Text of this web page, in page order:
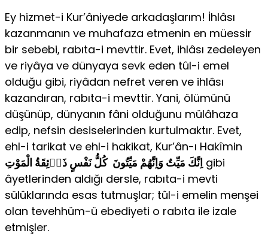
Ey hizmet-i Kur’âniyede arkadaşlarım! İhlâsı
kazanmanın ve muhafaza etmenin en müessir
bir sebebi, rabıta-i mevttir. Evet, ihlâsı zedeleyen
ve riyâya ve dünyaya sevk eden tûl-i emel
olduğu gibi, riyâdan nefret veren ve ihlâsı
kazandıran, rabıta-i mevttir. Yani, ölümünü
düşünüp, dünyanın fâni olduğunu mülâhaza
edip, nefsin desiselerinden kurtulmaktır. Evet,
ehl-i tarikat ve ehl-i hakikat, Kur’ân-ı Hakîmin
اِنَّكَ مَيِّتٌ وَاِنَّهُمْ مَيِّتُونَ كُلُّ نَفْسٍ ذَاۤئِقَةُ الْمَوْتِgibi
âyetlerinden aldığı dersle, rabıta-i mevti
sülûklarında esas tutmuşlar; tûl-i emelin menşei
olan tevehhüm-ü ebediyeti o rabıta ile izale
etmişler.